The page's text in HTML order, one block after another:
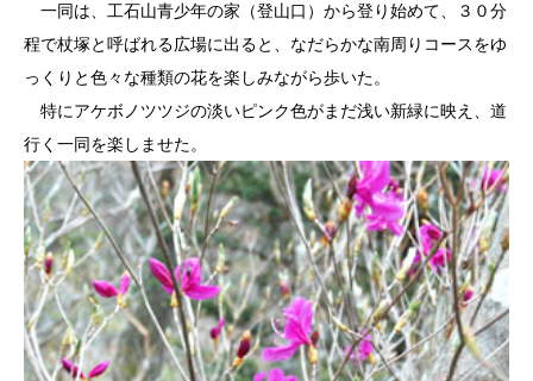
一同は、工石山青少年の家（登山口）から登り始めて、３０分
程で杖塚と呼ばれる広場に出ると、なだらかな南周りコースをゆ
っくりと色々な種類の花を楽しみながら歩いた。
特にアケボノツツジの淡いピンク色がまだ浅い新緑に映え、道
行く一同を楽しませた。